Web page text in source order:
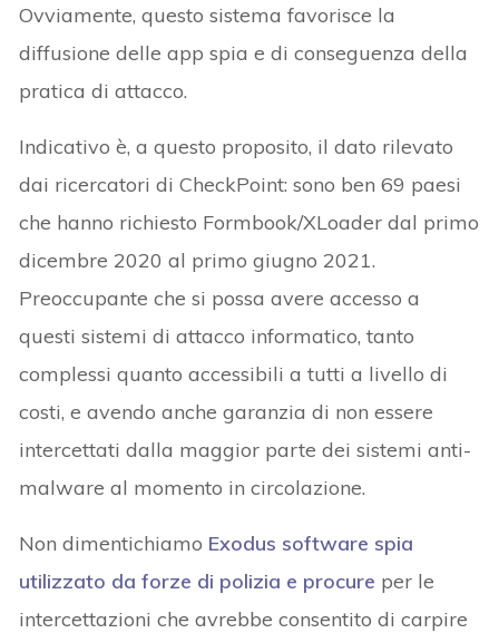
Ovviamente, questo sistema favorisce la
diffusione delle app spia e di conseguenza della
pratica di attacco.
Indicativo è, a questo proposito, il dato rilevato
dai ricercatori di CheckPoint: sono ben 69 paesi
che hanno richiesto Formbook/XLoader dal primo
dicembre 2020 al primo giugno 2021.
Preoccupante che si possa avere accesso a
questi sistemi di attacco informatico, tanto
complessi quanto accessibili a tutti a livello di
costi, e avendo anche garanzia di non essere
intercettati dalla maggior parte dei sistemi anti-
malware al momento in circolazione.
Non dimentichiamo Exodus software spia
utilizzato da forze di polizia e procure per le
intercettazioni che avrebbe consentito di carpire